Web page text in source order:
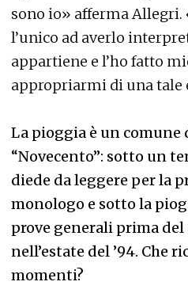
sono io» afferma Allegri.
l’unico ad averlo
appartiene e l’ho fatto
appropriarmi di una tale
La pioggia è un
“Novecento”: sotto un
diede da leggere per la
monologo e sotto la
prove generali prima
nell’estate del ’94. Che
momenti?